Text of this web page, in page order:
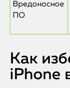
Статьи
Вредоносное
ПО
Как
iPhone